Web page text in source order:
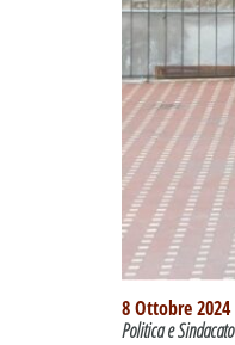
8 Ottobre 2024
Politica e Sindacato